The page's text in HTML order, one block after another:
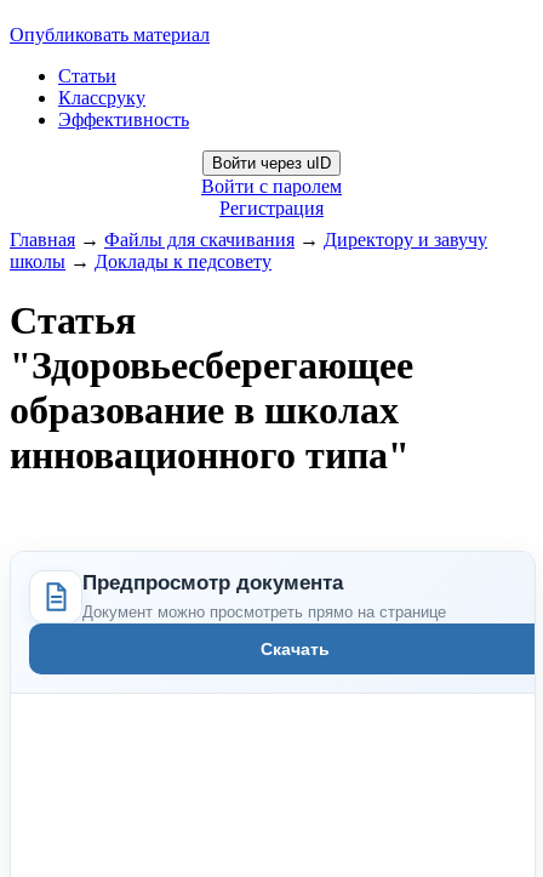
Опубликовать материал
Статьи
Классруку
Эффективность
Войти через uID
Войти с паролем
Регистрация
Главная → Файлы для скачивания → Директору и завучу
школы → Доклады к педсовету
Статья
"Здоровьесберегающее
образование в школах
инновационного типа"
Предпросмотр документа
Документ можно просмотреть прямо на странице
Скачать